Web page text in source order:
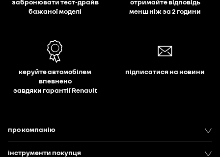
забронювати тест-драйв
бажаної моделі
отримайте відповідь
менш ніж за 2 години
керуйте автомобілем
впевнено
завдяки гарантії Renault
підписатися на новини
про компанію
інструменти покупця